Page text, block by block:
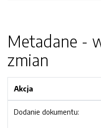
Metadane -
zmian
Akcja
Dodanie dokumentu: